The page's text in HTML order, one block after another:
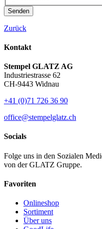
Senden
Zurück
Kontakt
Stempel GLATZ AG
Industriestrasse 62
CH-9443 Widnau
+41 (0)71 726 36 90
office@stempelglatz.ch
Socials
Folge uns in den Sozialen
von der GLATZ Gruppe.
Favoriten
Onlineshop
Sortiment
Über uns